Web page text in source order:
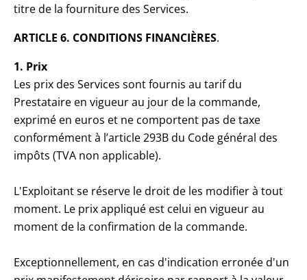
titre de la fourniture des Services.
ARTICLE 6. CONDITIONS FINANCIÈRES.
1. Prix
Les prix des Services sont fournis au tarif du
Prestataire en vigueur au jour de la commande,
exprimé en euros et ne comportent pas de taxe
conformément à l’article 293B du Code général des
impôts (TVA non applicable).
L'Exploitant se réserve le droit de les modifier à tout
moment. Le prix appliqué est celui en vigueur au
moment de la confirmation de la commande.
Exceptionnellement, en cas d'indication erronée d'un